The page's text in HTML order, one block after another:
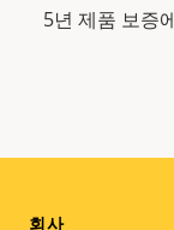
5년 제품 보증
회사